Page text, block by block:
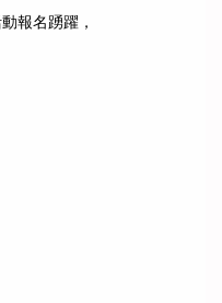
報名踴躍，